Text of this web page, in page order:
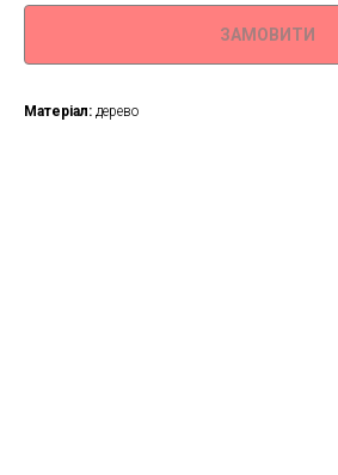
ЗАМОВИТИ
Матеріал: дерево